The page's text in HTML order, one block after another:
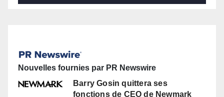
Nouvelles fournies par PR Newswire
Barry Gosin quittera ses
fonctions de CEO de Newmark